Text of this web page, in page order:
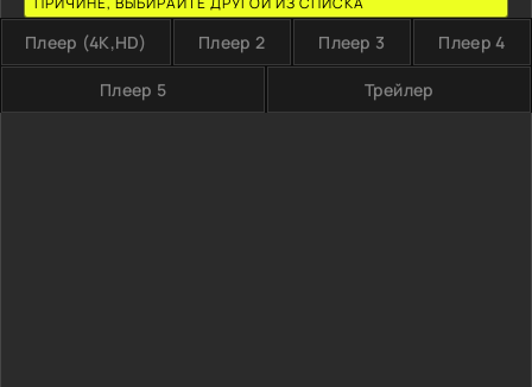
Плеер (4K,HD) Плеер 2 Плеер 3 Плеер 4
Плеер 5 Трейлер